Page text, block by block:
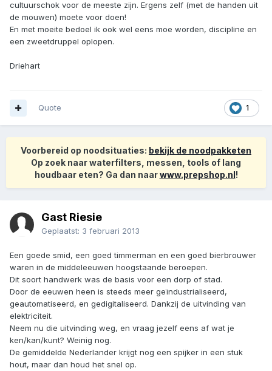
cultuurschok voor de meeste zijn. Ergens zelf (met de handen uit
de mouwen) moete voor doen!
En met moeite bedoel ik ook wel eens moe worden, discipline en
een zweetdruppel oplopen.
Driehart
1
Quote
Voorbereid op noodsituaties: bekijk de noodpakketen
Op zoek naar waterfilters, messen, tools of lang
houdbaar eten? Ga dan naarwww.prepshop.nl!
Gast Riesie
Geplaatst: 3 februari 2013
Een goede smid, een goed timmerman en een goed bierbrouwer
waren in de middeleeuwen hoogstaande beroepen.
Dit soort handwerk was de basis voor een dorp of stad.
Door de eeuwen heen is steeds meer geïndustrialiseerd,
geautomatiseerd, en gedigitaliseerd. Dankzij de uitvinding van
elektriciteit.
Neem nu die uitvinding weg, en vraag jezelf eens af wat je
ken/kan/kunt? Weinig nog.
De gemiddelde Nederlander krijgt nog een spijker in een stuk
hout, maar dan houd het snel op.